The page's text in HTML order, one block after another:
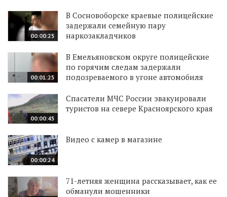
00:00:25
В Сосновоборске краевые полицейские
задержали семейную пару
наркозакладчиков
00:01:25
В Емельяновском округе полицейские
по горячим следам задержали
подозреваемого в угоне автомобиля
00:00:45
Спасатели МЧС России эвакуировали
туристов на севере Красноярского края
00:00:24
Видео с камер в магазине
71-летняя женщина рассказывает, как ее
обманули мошенники